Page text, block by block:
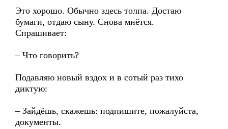
Это хорошо. Обычно здесь толпа. Достаю
бумаги, отдаю сыну. Снова мнётся.
Спрашивает:
– Что говорить?
Подавляю новый вздох и в сотый раз тихо
диктую:
– Зайдёшь, скажешь: подпишите, пожалуйста,
документы.